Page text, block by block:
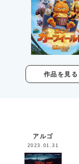
作品を見る
アルゴ
2023.01.31